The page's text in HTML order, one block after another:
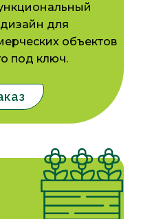
для
объектов
под ключ.